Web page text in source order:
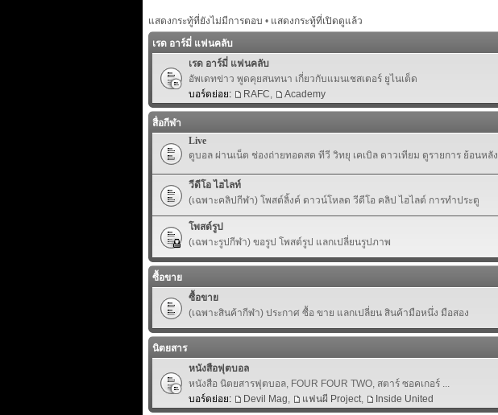
แสดงกระทู้ที่ยังไม่มีการตอบ • แสดงกระทู้ที่เปิดดูแล้ว
เรด อาร์มี่ แฟนคลับ
เรด อาร์มี่ แฟนคลับ
อัพเดทข่าว พูดคุยสนทนา เกี่ยวกับแมนเชสเตอร์ ยูไนเต็ด
บอร์ดย่อย:
RAFC, Academy
สื่อกีฬา
Live
ดูบอล ผ่านเน็ต ช่องถ่ายทอดสด ทีวี วิทยุ เคเบิล ดาวเทียม ดูรายการ ย้อนหลัง
วีดีโอ ไฮไลท์
(เฉพาะคลิปกีฬา) โพสต์ลิ้งค์ ดาวน์โหลด วีดีโอ คลิป ไฮไลต์ การทำประตู
โพสต์รูป
(เฉพาะรูปกีฬา) ขอรูป โพสต์รูป แลกเปลี่ยนรูปภาพ
ซื้อขาย
ซื้อขาย
(เฉพาะสินค้ากีฬา) ประกาศ ซื้อ ขาย แลกเปลี่ยน สินค้ามือหนึ่ง มือสอง
นิตยสาร
หนังสือฟุตบอล
หนังสือ นิตยสารฟุตบอล, FOUR FOUR TWO, สตาร์ ซอคเกอร์ ...
บอร์ดย่อย:
Devil Mag, แฟนผี Project, Inside United